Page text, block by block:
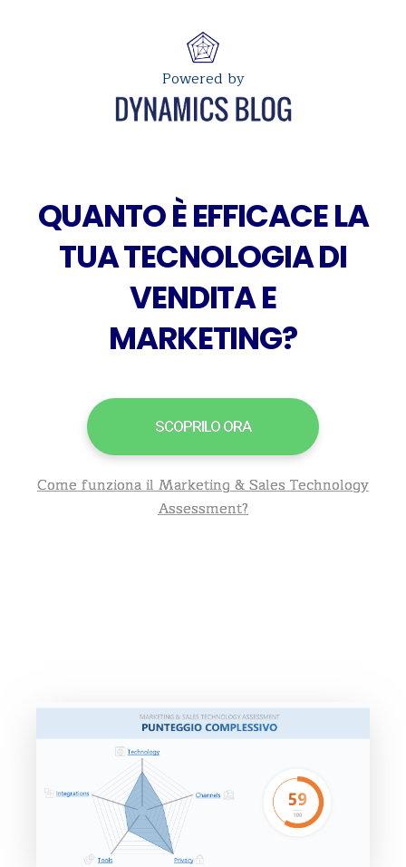
Powered by
QUANTO È EFFICACE LA
TUA TECNOLOGIA DI
VENDITA E
MARKETING?
SCOPRILO ORA
Come funziona il Marketing & Sales Technology
Assessment?